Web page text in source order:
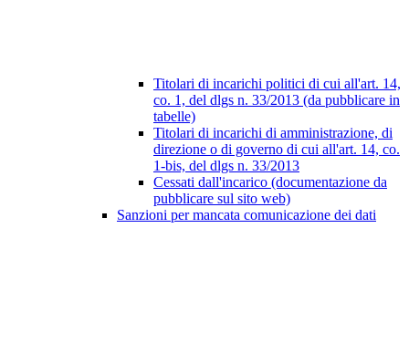
Titolari di incarichi politici di cui all'art. 14,
co. 1, del dlgs n. 33/2013 (da pubblicare in
tabelle)
Titolari di incarichi di amministrazione, di
direzione o di governo di cui all'art. 14, co.
1-bis, del dlgs n. 33/2013
Cessati dall'incarico (documentazione da
pubblicare sul sito web)
Sanzioni per mancata comunicazione dei dati